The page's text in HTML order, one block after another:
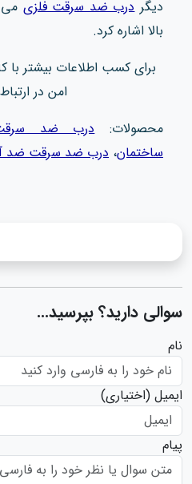
دیگردرب ضد سرقت فلزی می‌
بالا اشاره کرد.
برای کسب اطلاعات بیشتر با
امن در
محصولات:درب ضد
ساختمان، درب ضد سرقت ضد
سوالی دارید؟ بپرسید...
نام
ایمیل (اختیاری)
پیام